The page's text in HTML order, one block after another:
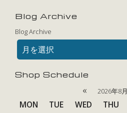
Blog Archive
Blog Archive
月を選択
Shop Schedule
« 2026年8月
MON TUE WED THU